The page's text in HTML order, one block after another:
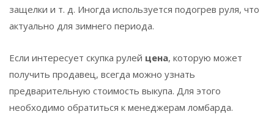
защелки и т. д. Иногда используется подогрев руля, что
актуально для зимнего периода.
Если интересует скупка рулей цена, которую может
получить продавец, всегда можно узнать
предварительную стоимость выкупа. Для этого
необходимо обратиться к менеджерам ломбарда.